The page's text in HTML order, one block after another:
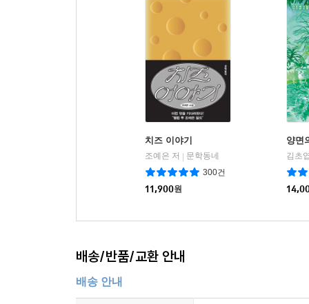
치즈 이야기
조예은 저 | 문학동네
300건
11,900원
양면
김초
배송/반품/교환 안내
배송 안내